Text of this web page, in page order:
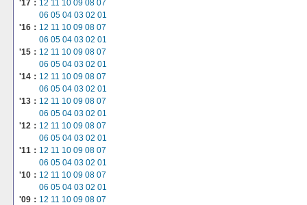
'17： 12 11 10 09 08 07
06 05 04 03 02 01
'16： 12 11 10 09 08 07
06 05 04 03 02 01
'15： 12 11 10 09 08 07
06 05 04 03 02 01
'14： 12 11 10 09 08 07
06 05 04 03 02 01
'13： 12 11 10 09 08 07
06 05 04 03 02 01
'12： 12 11 10 09 08 07
06 05 04 03 02 01
'11： 12 11 10 09 08 07
06 05 04 03 02 01
'10： 12 11 10 09 08 07
06 05 04 03 02 01
'09： 12 11 10 09 08 07